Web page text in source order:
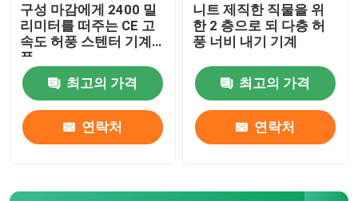
구성 마감에게 2400 밀
리미터를 떠주는 CE 고
속도 허풍 스텐터 기계
폭
최고의 가격
연락처
니트 제직한 직물을 위
한 2 층으로 되 다층 허
풍 너비 내기 기계
최고의 가격
연락처